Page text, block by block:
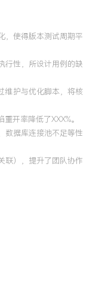
，使得版本测试周期平
行性，所设计用例的缺
维护与优化脚本，将核
开率降低了XXX%。
数据库连接池不足等性
联），提升了团队协作